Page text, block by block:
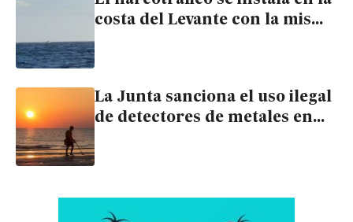
costa del Levante con la misma
La Junta sanciona el uso ilegal
de detectores de metales en